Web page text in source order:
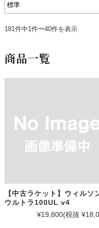
181件中1件〜40件を表示
商品一覧
【中古ラケット】ウィルソ
ウルトラ100UL v4
¥19,800(税抜